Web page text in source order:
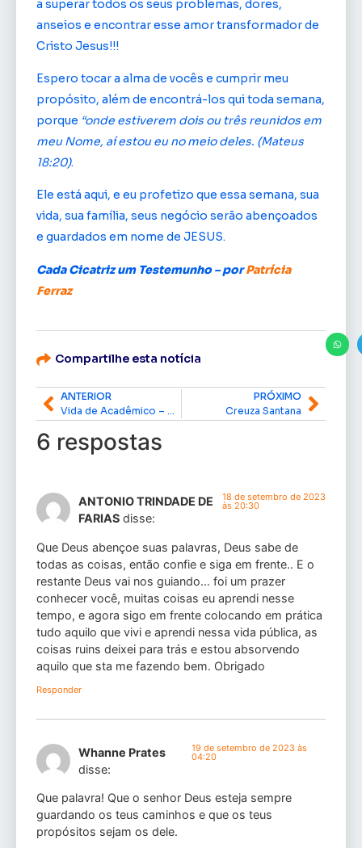
a superar todos os seus problemas, dores,
anseios e encontrar esse amor transformador de
Cristo Jesus!!!
Espero tocar a alma de vocês e cumprir meu
propósito, além de encontrá-los qui toda semana,
porque “onde estiverem dois ou três reunidos em
meu Nome, aí estou eu no meio deles. (Mateus
18:20).
Ele está aqui, e eu profetizo que essa semana, sua
vida, sua família, seus negócio serão abençoados
e guardados em nome de JESUS.
Cada Cicatriz um Testemunho – porPatrícia
Ferraz
Compartilhe esta notícia
ANTERIOR
Vida de Acadêmico – por Darllen Rocha
PRÓXIMO
Creuza Santana
6 respostas
ANTONIO TRINDADE DE
FARIAS disse:
18 de setembro de 2023
às 20:30
Que Deus abençoe suas palavras, Deus sabe de
todas as coisas, então confie e siga em frente.. E o
restante Deus vai nos guiando… foi um prazer
conhecer você, muitas coisas eu aprendi nesse
tempo, e agora sigo em frente colocando em prática
tudo aquilo que vivi e aprendi nessa vida pública, as
coisas ruins deixei para trás e estou absorvendo
aquilo que sta me fazendo bem. Obrigado
Responder
Whanne Prates
disse:
19 de setembro de 2023 às
04:20
Que palavra! Que o senhor Deus esteja sempre
guardando os teus caminhos e que os teus
propósitos sejam os dele.